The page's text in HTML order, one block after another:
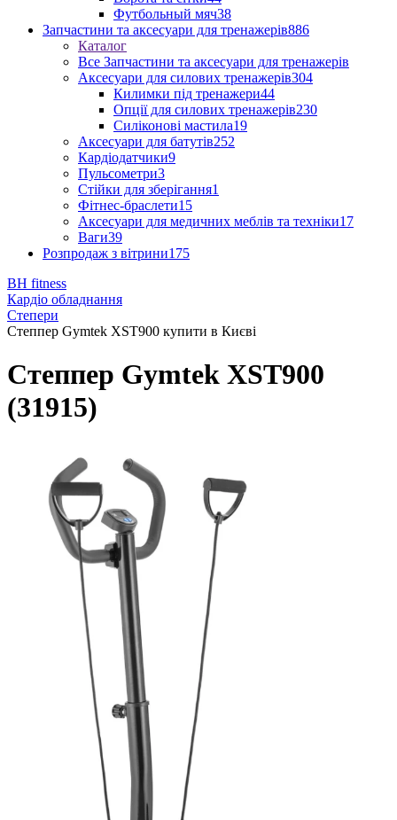
Футбольный мяч38
Запчастини та аксесуари для тренажерів886
Каталог
Все Запчастини та аксесуари для тренажерів
Аксесуари для силових тренажерів304
Килимки під тренажери44
Опції для силових тренажерів230
Силіконові мастила19
Аксесуари для батутів252
Кардіодатчики9
Пульсометри3
Стійки для зберігання1
Фітнес-браслети15
Аксесуари для медичних меблів та техніки17
Ваги39
Розпродаж з вітрини175
BH fitness
Кардіо обладнання
Степери
Степпер Gymtek XST900 купити в Києві
Степпер Gymtek XST900
(31915)